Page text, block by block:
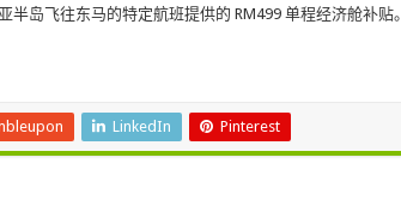
岛飞往东马的特定航班提供的 RM499 单程经济舱补贴。
LinkedIn Pinterest